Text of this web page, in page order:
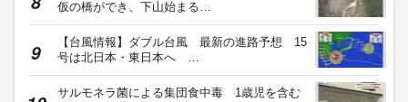
仮の橋ができ、下山始まる…
【台風情報】ダブル台風 最新の進路予想 15
号は北日本・東日本へ …
サルモネラ菌による集団食中毒 1歳児を含む